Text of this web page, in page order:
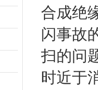
合成绝
闪事故
扫的问
时近于